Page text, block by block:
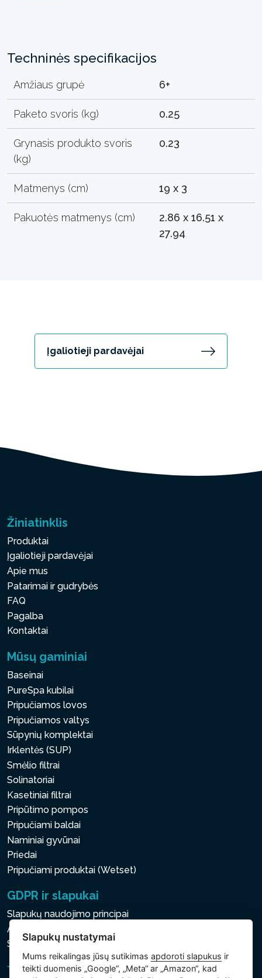
Techninės specifikacijos
Amžiaus grupė 6+
Paketo svoris (kg) 0.25
Grynasis produkto svoris
(kg)
0.23
Matmenys (cm) 19 x 3
Pakuotės matmenys (cm)
2.86 x 16.51 x
27.94
Įgaliotieji pardavėjai
Žiniatinklis
Produktai
Įgaliotieji pardavėjai
Apie mus
Patarimai ir gudrybės
FAQ
Pagalba
Kontaktai
Mūsų gaminiai
Baseinai
PureSpa kubilai
Pripučiamos lovos
Pripučiamos valtys
Sūpynių komplektai
Irklentės (SUP)
Smėlio filtrai
Solinatoriai
Kasetiniai filtrai
Pripūtimo pompos
Pripučiami baldai
Naminiai gyvūnai
Priedai
Pripučiami produktai (Wetset)
GDPR ir slapukai
Slapukų naudojimo principai
Asmens ir kitų tvarkomų duomenų apsaugos politika
Slapukų nustatymai
Slapukų nustatymai
Mums reikalingas jūsų sutikimasapdoroti slapukus ir
teikti duomenis „Google“, „Meta“ ar „Amazon“, kad